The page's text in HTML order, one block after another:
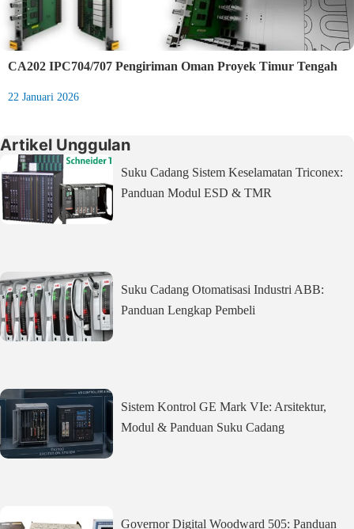
CA202 IPC704/707 Pengiriman Oman Proyek Timur Tengah
22 Januari 2026
Artikel Unggulan
Suku Cadang Sistem Keselamatan Triconex:
Panduan Modul ESD & TMR
Suku Cadang Otomatisasi Industri ABB:
Panduan Lengkap Pembeli
Sistem Kontrol GE Mark VIe: Arsitektur,
Modul & Panduan Suku Cadang
Governor Digital Woodward 505: Panduan